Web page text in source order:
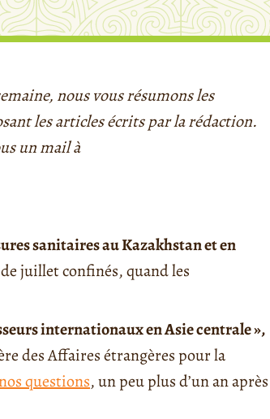
nous vous résumons les
les articles écrits par la rédaction.
un mail à
sanitaires au Kazakhstan et en
juillet confinés, quand les
internationaux en Asie centrale »,
des Affaires étrangères pour la
questions, un peu plus d’un an après